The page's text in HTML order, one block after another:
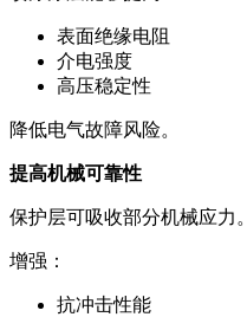
表面绝缘电阻
介电强度
高压稳定性
降低电气故障风险。
提高机械可靠性
保护层可吸收部分机械应力。
增强：
抗冲击性能